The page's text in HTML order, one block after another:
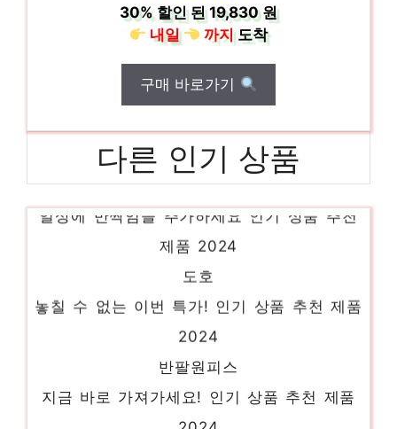
30%할인 된19,830 원
내일
까지도착
구매 바로가기
다른 인기 상품
스퀘어넥원피스